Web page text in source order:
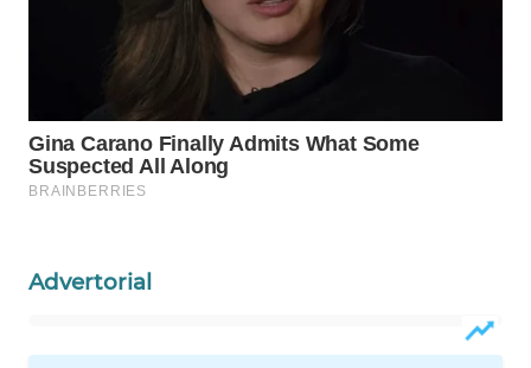
Advertorial
WAHANA
INFRASTRUKTUR
WAHANA
KONSUMEN
LISTRIK